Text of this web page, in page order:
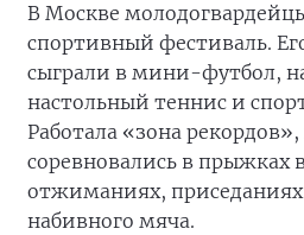
В Москве
спортивный фестиваль.
сыграли в мини-футбол,
настольный теннис и
Работала «зона рекордов»,
соревновались в прыжках
отжиманиях,
набивного мяча.